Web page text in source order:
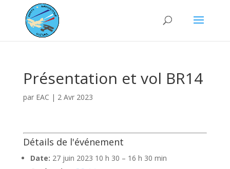
Présentation et vol BR14
par EAC | 2 Avr 2023
Détails de l'événement
Date: 27 juin 2023 10 h 30 – 16 h 30 min